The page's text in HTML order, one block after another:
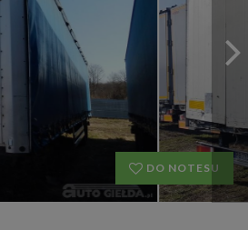
DO NOTESU